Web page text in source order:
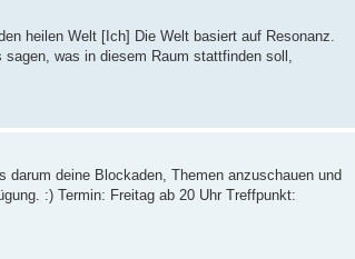
heilen Welt [Ich] Die Welt basiert auf Resonanz.
was in diesem Raum stattfinden soll,
deine Blockaden, Themen anzuschauen und
:) Termin: Freitag ab 20 Uhr Treffpunkt: